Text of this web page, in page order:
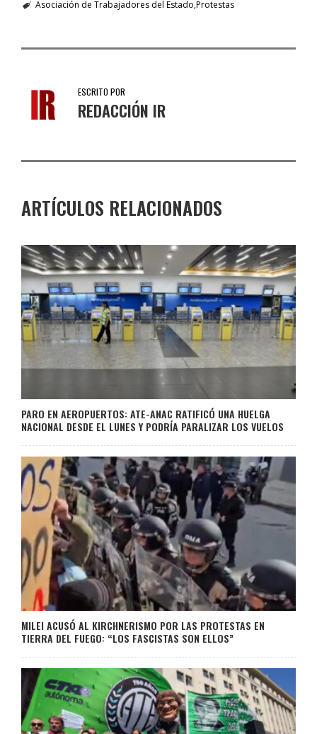
Asociación de Trabajadores del Estado Protestas
ESCRITO POR
REDACCIÓN IR
ARTÍCULOS RELACIONADOS
PARO EN AEROPUERTOS: ATE-ANAC RATIFICÓ UNA HUELGA
NACIONAL DESDE EL LUNES Y PODRÍA PARALIZAR LOS VUELOS
MILEI ACUSÓ AL KIRCHNERISMO POR LAS PROTESTAS EN
TIERRA DEL FUEGO: “LOS FASCISTAS SON ELLOS”